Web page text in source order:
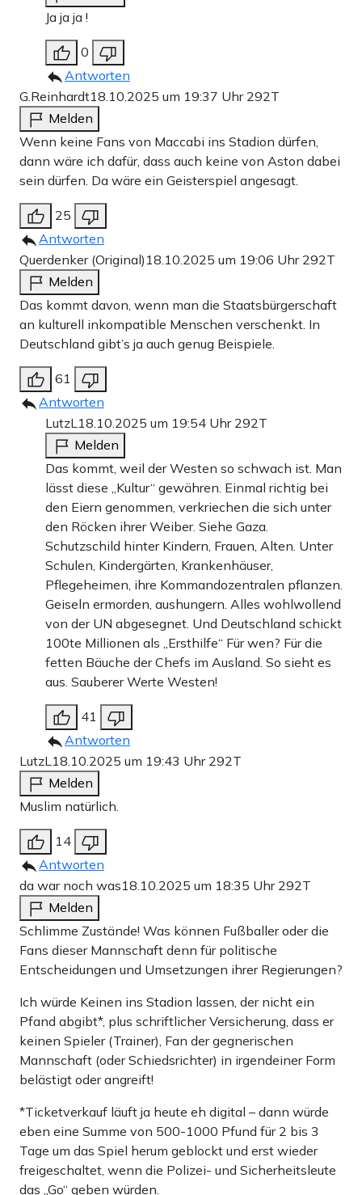
Ja ja ja !
0
Antworten
G.Reinhardt18.10.2025 um 19:37 Uhr 292T
Melden
Wenn keine Fans von Maccabi ins Stadion dürfen,
dann wäre ich dafür, dass auch keine von Aston dabei
sein dürfen. Da wäre ein Geisterspiel angesagt.
25
Antworten
Querdenker (Original) 18.10.2025 um 19:06 Uhr 292T
Melden
Das kommt davon, wenn man die Staatsbürgerschaft
an kulturell inkompatible Menschen verschenkt. In
Deutschland gibt’s ja auch genug Beispiele.
61
Antworten
LutzL18.10.2025 um 19:54 Uhr 292T
Melden
Das kommt, weil der Westen so schwach ist. Man
lässt diese „Kultur“ gewähren. Einmal richtig bei
den Eiern genommen, verkriechen die sich unter
den Röcken ihrer Weiber. Siehe Gaza.
Schutzschild hinter Kindern, Frauen, Alten. Unter
Schulen, Kindergärten, Krankenhäuser,
Pflegeheimen, ihre Kommandozentralen pflanzen.
Geiseln ermorden, aushungern. Alles wohlwollend
von der UN abgesegnet. Und Deutschland schickt
100te Millionen als „Ersthilfe“ Für wen? Für die
fetten Bäuche der Chefs im Ausland. So sieht es
aus. Sauberer Werte Westen!
41
Antworten
LutzL18.10.2025 um 19:43 Uhr 292T
Melden
Muslim natürlich.
14
Antworten
da war noch was18.10.2025 um 18:35 Uhr 292T
Melden
Schlimme Zustände! Was können Fußballer oder die
Fans dieser Mannschaft denn für politische
Entscheidungen und Umsetzungen ihrer Regierungen?
Ich würde Keinen ins Stadion lassen, der nicht ein
Pfand abgibt*, plus schriftlicher Versicherung, dass er
keinen Spieler (Trainer), Fan der gegnerischen
Mannschaft (oder Schiedsrichter) in irgendeiner Form
belästigt oder angreift!
*Ticketverkauf läuft ja heute eh digital – dann würde
eben eine Summe von 500-1000 Pfund für 2 bis 3
Tage um das Spiel herum geblockt und erst wieder
freigeschaltet, wenn die Polizei- und Sicherheitsleute
das „Go“ geben würden.